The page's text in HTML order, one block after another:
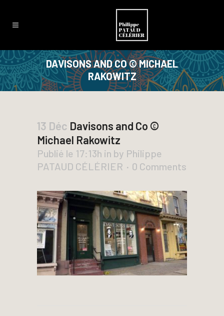
DAVISONS AND CO © MICHAEL
RAKOWITZ
13 Déc Davisons and Co ©
Michael Rakowitz
Publié le 17:13h in by Philippe
PATAUD CÉLÉRIER
0 Comments